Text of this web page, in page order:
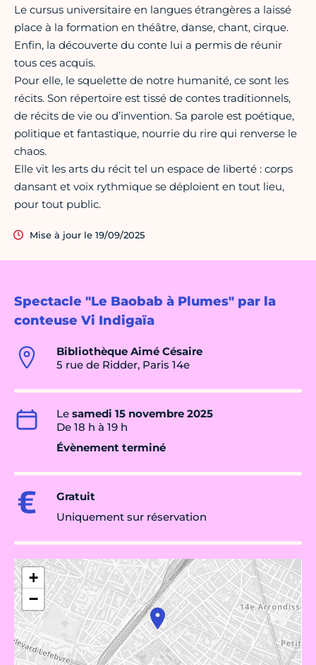
Spectacle "Le Baobab à Plumes" par la
conteuse Vi Indigaïa
Bibliothèque Aimé Césaire
5 rue de Ridder, Paris 14e
Le samedi 15 novembre 2025
De 18 h à 19 h
Évènement terminé
Gratuit
Uniquement sur réservation
+
−
Le cursus universitaire en langues étrangères a laissé
place à la formation en théâtre, danse, chant, cirque.
Enfin, la découverte du conte lui a permis de réunir
tous ces acquis.
Pour elle, le squelette de notre humanité, ce sont les
récits. Son répertoire est tissé de contes traditionnels,
de récits de vie ou d’invention. Sa parole est poétique,
politique et fantastique, nourrie du rire qui renverse le
chaos.
Elle vit les arts du récit tel un espace de liberté : corps
dansant et voix rythmique se déploient en tout lieu,
pour tout public.
Mise à jour le 19/09/2025